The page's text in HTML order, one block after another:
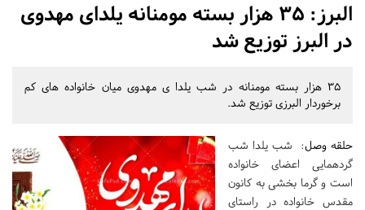
البرز:
۳۵ هزار بسته مومنانه یلدای مهدوی
در البرز توزیع شد
۳۵ هزار بسته مومنانه در شب یلدا ی مهدوی میان خانواده های کم
برخوردار البرزی توزیع شد.
حلقه وصل: شب یلدا شب
گردهمایی اعضای خانواده
است و گرما بخشی به کانون
مقدس خانواده در راستای